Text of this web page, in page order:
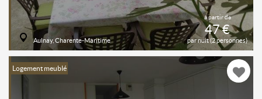
à partir de
47 €
par nuit (2 personnes)
Aulnay, Charente-Maritime
Logement meublé